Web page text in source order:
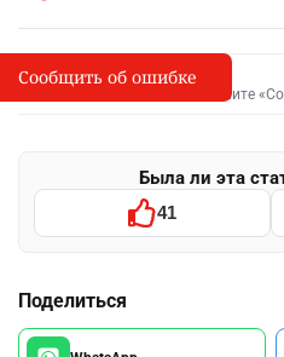
I
Сообщить об опечатке
Выделите фрагмент и нажмите
Была ли эта
41
Поделиться
Сообщить об ошибке